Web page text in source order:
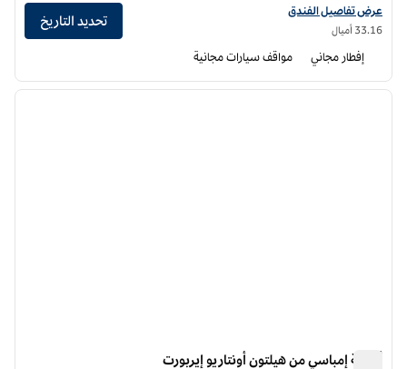
عرض تفاصيل الفندق لفندق أجنحة هامبتون إن أونتاريو
عرض تفاصيل الفندق
33.16 أميال
تحديد التاريخ
إفطار مجاني مواقف سيارات مجانية
1 من 12
الصورة
أجنحة إمباسي من هيلتون أونتاريو إيربورت